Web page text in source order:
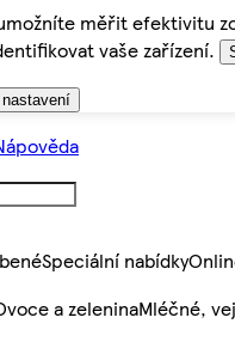
měřit efektivitu
vaše zařízení.
Speciální nabídky
a zeleninaMléčné,